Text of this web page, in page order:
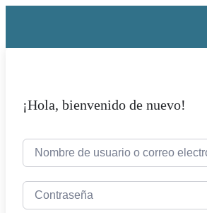
¡Hola, bienvenido de nuevo!